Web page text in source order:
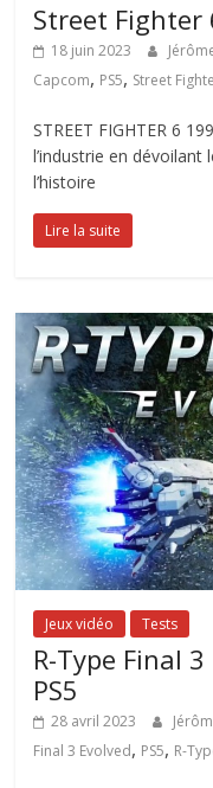
Street Fighter
18 juin 2023
Capcom, PS5, Street
STREET FIGHTER 6
l’industrie en
l’histoire
Lire la suite
Jeux vidéo Tests
R-Type Final
PS5
28 avril 2023
Final 3 Evolved, PS5, R-